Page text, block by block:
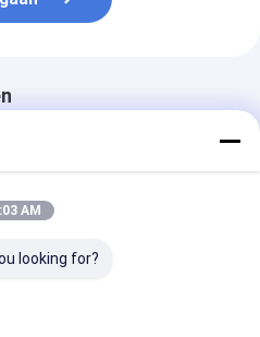
AM
looking for?